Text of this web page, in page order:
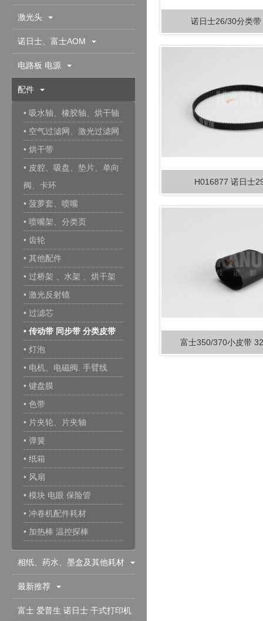
激光头
诺日士、富士AOM
电路板 电源
配件
• 吸水轴、橡胶轴、烘干轴
• 空气过滤网、激光过滤网
• 烘干带
• 皮腔、吸盘、垫片、单向
阀、卡环
• 菠萝套、喷嘴
• 喷嘴架、分类页
• 齿轮
• 其他配件
• 过桥架 、水架 、烘干架
• 激光反射镜
• 过滤芯
• 传动带 同步带 分类皮带
• 灯泡
• 电机、电磁阀. 手臂线
• 键盘膜
• 色带
• 片夹轮、片夹轴
• 弹簧
• 纸箱
• 风扇
• 模块 电眼 保险管
• 冲卷机配件耗材
• 加热棒 温控探棒
相纸、药水、墨盒及其他耗材
最新推荐
富士 爱普生 诺日士 干式打印机
诺日士26/30分类
H016877 诺日士
富士350/370小皮带